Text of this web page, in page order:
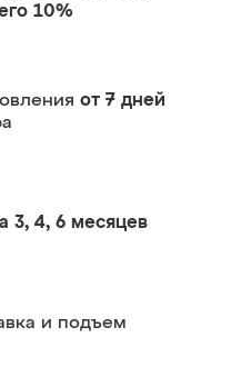
10%
от 7 дней
3, 4, 6 месяцев
и подъем